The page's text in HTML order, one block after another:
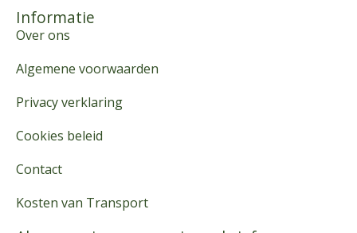
Informatie
Over ons
Algemene voorwaarden
Privacy verklaring
Cookies beleid
Contact
Kosten van Transport